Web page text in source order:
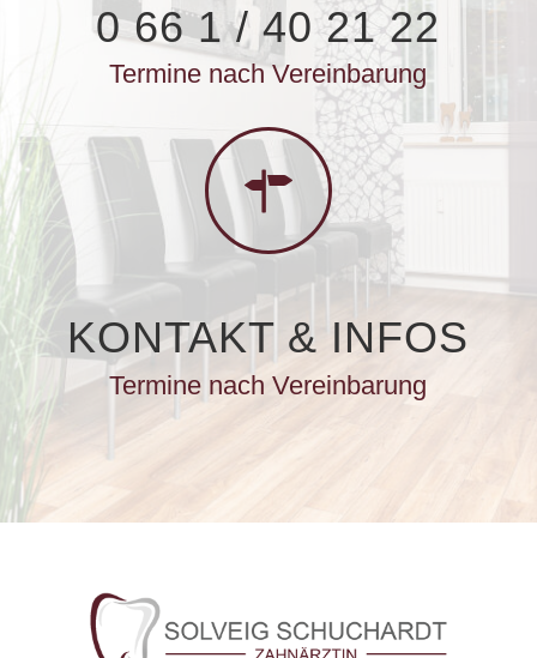
0 66 1 / 40 21 22
Termine nach Vereinbarung
KONTAKT & INFOS
Termine nach Vereinbarung